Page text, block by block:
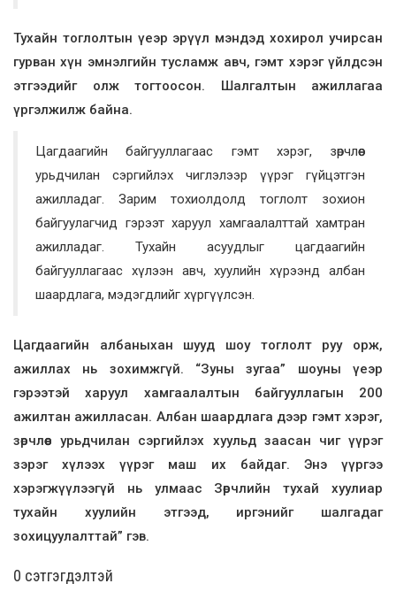
Тухайн тоглолтын үеэр эрүүл мэндэд хохирол учирсан
гурван хүн эмнэлгийн тусламж авч, гэмт хэрэг үйлдсэн
этгээдийг олж тогтоосон. Шалгалтын ажиллагаа
үргэлжилж байна.
Цагдаагийн байгууллагаас гэмт хэрэг, зөрчлөөс
урьдчилан сэргийлэх чиглэлээр үүрэг гүйцэтгэн
ажилладаг. Зарим тохиолдолд тоглолт зохион
байгуулагчид гэрээт харуул хамгаалалттай хамтран
ажилладаг. Тухайн асуудлыг цагдаагийн
байгууллагаас хүлээн авч, хуулийн хүрээнд албан
шаардлага, мэдэгдлийг хүргүүлсэн.
Цагдаагийн албаныхан шууд шоу тоглолт руу орж,
ажиллах нь зохимжгүй. “Зуны зугаа” шоуны үеэр
гэрээтэй харуул хамгаалалтын байгууллагын 200
ажилтан ажилласан. Албан шаардлага дээр гэмт хэрэг,
зөрчлөөс урьдчилан сэргийлэх хуульд заасан чиг үүрэг
зэрэг хүлээх үүрэг маш их байдаг. Энэ үүргээ
хэрэгжүүлээгүй нь улмаас Зөрчлийн тухай хуулиар
тухайн хуулийн этгээд, иргэнийг шалгадаг
зохицуулалттай” гэв.
0 cэтгэгдэлтэй